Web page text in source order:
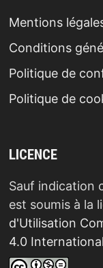
Mentions
Conditions
Politique de
Politique de
LICENCE
Sauf indication
est soumis à la
d'Utilisation
4.0